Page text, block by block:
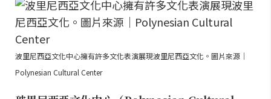
波里尼西亞文化中心擁有許多文化表演展現波里尼西亞文化。圖片來源｜
Polynesian Cultural Center